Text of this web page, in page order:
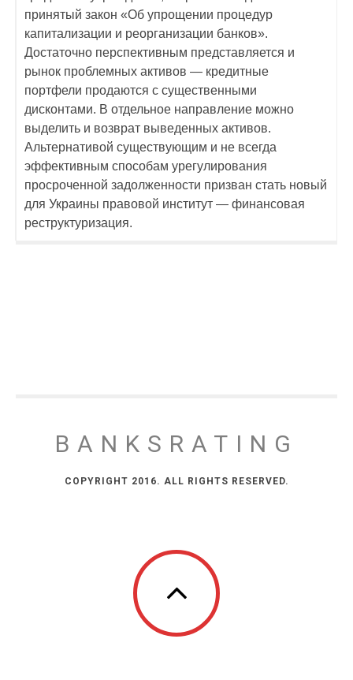
принятый закон «Об упрощении процедур
капитализации и реорганизации банков».
Достаточно перспективным представляется и
рынок проблемных активов — кредитные
портфели продаются с существенными
дисконтами. В отдельное направление можно
выделить и возврат выведенных активов.
Альтернативой существующим и не всегда
эффективным способам урегулирования
просроченной задолженности призван стать новый
для Украины правовой институт — финансовая
реструктуризация.
BANKSRATING
COPYRIGHT 2016. ALL RIGHTS RESERVED.